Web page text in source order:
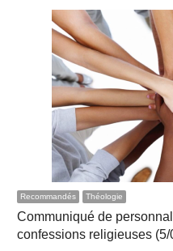
Recommandés Théologie
Communiqué de
confessions religieuses (5/